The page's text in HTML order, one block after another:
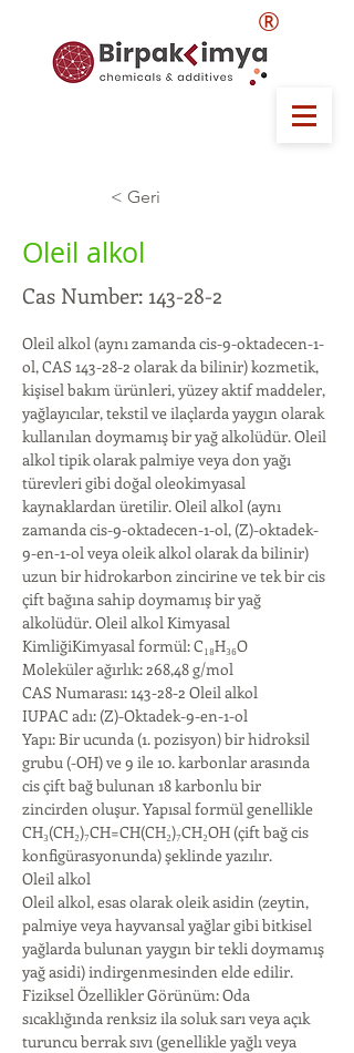
®
< Geri
Oleil alkol
Cas Number: 143-28-2
Oleil alkol (aynı zamanda cis-9-oktadecen-1-
ol, CAS 143-28-2 olarak da bilinir) kozmetik,
kişisel bakım ürünleri, yüzey aktif maddeler,
yağlayıcılar, tekstil ve ilaçlarda yaygın olarak
kullanılan doymamış bir yağ alkolüdür. Oleil
alkol tipik olarak palmiye veya don yağı
türevleri gibi doğal oleokimyasal
kaynaklardan üretilir. Oleil alkol (aynı
zamanda cis-9-oktadecen-1-ol, (Z)-oktadek-
9-en-1-ol veya oleik alkol olarak da bilinir)
uzun bir hidrokarbon zincirine ve tek bir cis
çift bağına sahip doymamış bir yağ
alkolüdür. Oleil alkol Kimyasal
KimliğiKimyasal formül: C₁₈H₃₆O
Moleküler ağırlık: 268,48 g/mol
CAS Numarası: 143-28-2 Oleil alkol
IUPAC adı: (Z)-Oktadek-9-en-1-ol
Yapı: Bir ucunda (1. pozisyon) bir hidroksil
grubu (-OH) ve 9 ile 10. karbonlar arasında
cis çift bağ bulunan 18 karbonlu bir
zincirden oluşur. Yapısal formül genellikle
CH₃(CH₂)₇CH=CH(CH₂)₇CH₂OH (çift bağ cis
konfigürasyonunda) şeklinde yazılır.
Oleil alkol
Oleil alkol, esas olarak oleik asidin (zeytin,
palmiye veya hayvansal yağlar gibi bitkisel
yağlarda bulunan yaygın bir tekli doymamış
yağ asidi) indirgenmesinden elde edilir.
Fiziksel Özellikler Görünüm: Oda
sıcaklığında renksiz ila soluk sarı veya açık
turuncu berrak sıvı (genellikle yağlı veya